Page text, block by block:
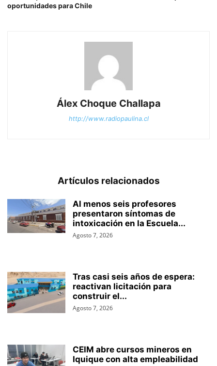
oportunidades para Chile
Álex Choque Challapa
http://www.radiopaulina.cl
Artículos relacionados
Al menos seis profesores
presentaron síntomas de
intoxicación en la Escuela...
Agosto 7, 2026
Tras casi seis años de espera:
reactivan licitación para
construir el...
Agosto 7, 2026
CEIM abre cursos mineros en
Iquique con alta empleabilidad